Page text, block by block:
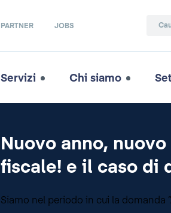
PARTNER JOBS
Servizi Chi siamo
Nuovo anno,
fiscale! e il caso di
Siamo nel periodo in cui la domanda